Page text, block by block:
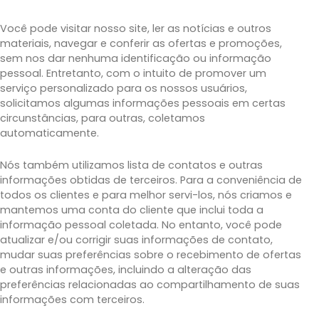
Você pode visitar nosso site, ler as notícias e outros
materiais, navegar e conferir as ofertas e promoções,
sem nos dar nenhuma identificação ou informação
pessoal. Entretanto, com o intuito de promover um
serviço personalizado para os nossos usuários,
solicitamos algumas informações pessoais em certas
circunstâncias, para outras, coletamos
automaticamente.
Nós também utilizamos lista de contatos e outras
informações obtidas de terceiros. Para a conveniência de
todos os clientes e para melhor servi-los, nós criamos e
mantemos uma conta do cliente que inclui toda a
informação pessoal coletada. No entanto, você pode
atualizar e/ou corrigir suas informações de contato,
mudar suas preferências sobre o recebimento de ofertas
e outras informações, incluindo a alteração das
preferências relacionadas ao compartilhamento de suas
informações com terceiros.